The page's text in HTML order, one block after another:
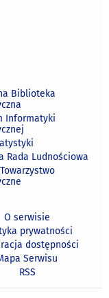
Biblioteka
Informatyki
Rada Ludnościowa
O serwisie
prywatności
dostępności
Serwisu
RSS